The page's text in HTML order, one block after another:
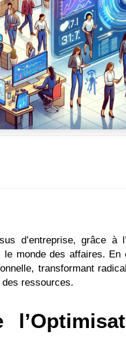
d’entreprise, grâce
monde des affaires.
transformant
ressources.